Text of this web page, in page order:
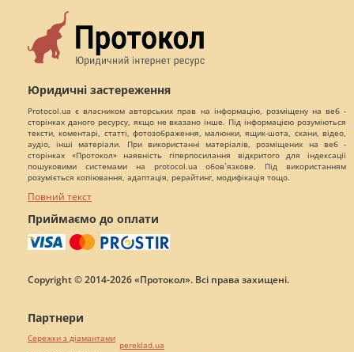
Юридичні застереження
Protocol.ua є власником авторських прав на інформацію, розміщену на веб -
сторінках даного ресурсу, якщо не вказано інше. Під інформацією розуміються
тексти, коментарі, статті, фотозображення, малюнки, ящик-шота, скани, відео,
аудіо, інші матеріали. При використанні матеріалів, розміщених на веб -
сторінках «Протокол» наявність гіперпосилання відкритого для індексації
пошуковими системами на protocol.ua обов`язкове. Під використанням
розуміється копіювання, адаптація, рерайтинг, модифікація тощо.
Повний текст
Приймаємо до оплати
Copyright © 2014-2026 «Протокол». Всі права захищені.
Партнери
Сережки з діамантами
pereklad.ua